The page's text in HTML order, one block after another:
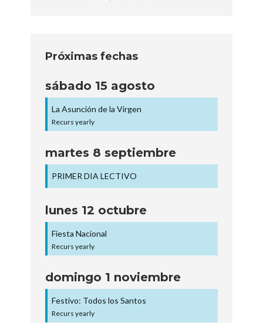
Próximas fechas
sábado 15 agosto
La Asunción de la Virgen
Recurs yearly
martes 8 septiembre
PRIMER DIA LECTIVO
lunes 12 octubre
Fiesta Nacional
Recurs yearly
domingo 1 noviembre
Festivo: Todos los Santos
Recurs yearly